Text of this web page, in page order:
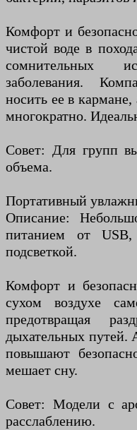
Комфорт и
чистой воде в
сомнительных
заболевания.
носить ее в
многократно.
Совет: Для групп
объема.
Портативный
Описание:
питанием от
подсветкой.
Комфорт и
сухом воздухе
предотвращая
дыхательных путей.
повышают
мешает сну.
Совет: Модели с
расслаблению.